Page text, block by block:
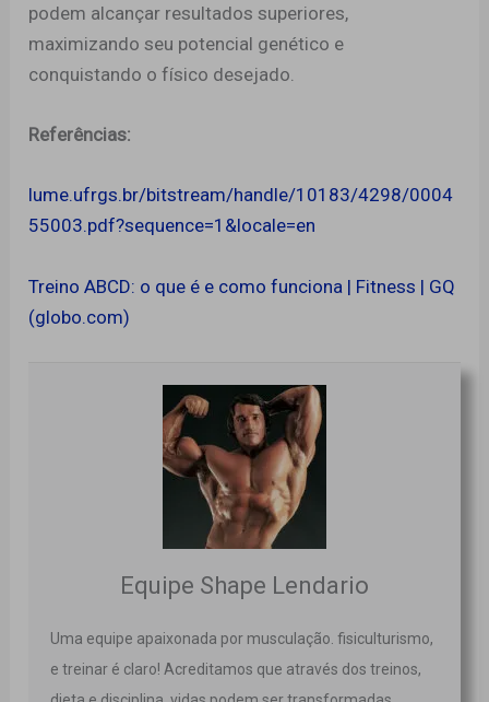
podem alcançar resultados superiores,
maximizando seu potencial genético e
conquistando o físico desejado.
Referências:
lume.ufrgs.br/bitstream/handle/10183/4298/0004
55003.pdf?sequence=1&locale=en
Treino ABCD: o que é e como funciona | Fitness | GQ
(globo.com)
Equipe Shape Lendario
Uma equipe apaixonada por musculação. fisiculturismo,
e treinar é claro! Acreditamos que através dos treinos,